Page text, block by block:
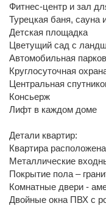
Фитнес-центр и зал
Турецкая баня, сауна
Детская площадка
Цветущий сад с
Автомобильная
Круглосуточная
Центральная
Консьерж
Лифт в каждом доме
Детали квартир:
Квартира
Металлические
Покрытие пола –
Комнатные двери -
Двойные окна ПВХ с